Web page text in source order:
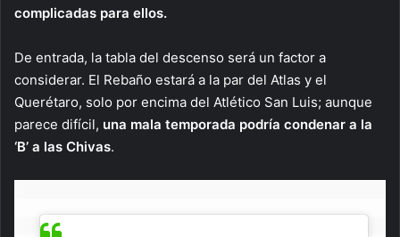
complicadas para ellos.
De entrada, la tabla del descenso será un factor a
considerar. El Rebaño estará a la par del Atlas y el
Querétaro, solo por encima del Atlético San Luis; aunque
parece difícil, una mala temporada podría condenar a la
‘B’ a las Chivas.